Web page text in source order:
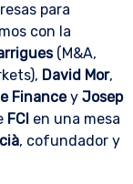
para
con la
(M&A,
David Mor,
Financey Josep
FCI en una mesa
, cofundador y